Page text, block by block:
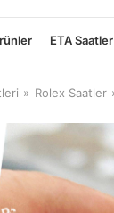
ETA Saatler
Rolex Saatler